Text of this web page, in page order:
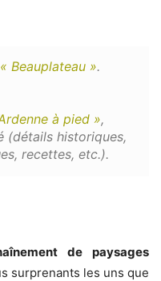
Beauplateau ».
à pied »,
(détails historiques,
recettes, etc.).
de paysages
surprenants les uns que